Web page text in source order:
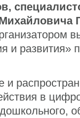
и развития»
в